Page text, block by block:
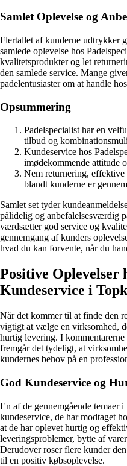
Samlet Oplevelse og
Flertallet af kunderne udtrykker
samlede oplevelse hos
kvalitetsprodukter og let
den samlede service. Mange
padelentusiaster om at handle
Opsummering
Padelspecialist har en
tilbud og
Kundeservice hos
imødekommende attitude
Nem returnering,
blandt kunderne er
Samlet set tyder
pålidelig og anbefalelsesværdig
værdsætter god service og
gennemgang af kunders
hvad du kan forvente, når du
Positive Oplevelser
Kundeservice i
Når det kommer til at finde den
vigtigt at vælge en virksomhed,
hurtig levering. I
fremgår det tydeligt, at
kundernes behov på en
God Kundeservice og
En af de gennemgående temaer
kundeservice, de har modtaget
at de har oplevet hurtig og
leveringsproblemer, bytte af
Derudover roser flere kunder
til en positiv købsoplevelse.